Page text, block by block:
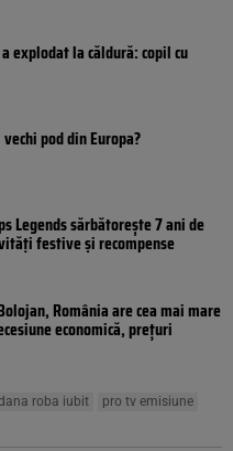
explodat la căldură: copil cu
pod din Europa?
Legends sărbătorește 7 ani de
festive și recompense
România are cea mai mare
economică, prețuri
roba iubit pro tv emisiune